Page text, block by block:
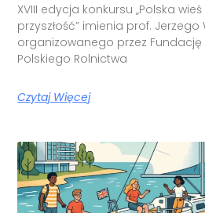
XVIII edycja konkursu „Polska
przyszłość” imienia prof. Jerzego
organizowanego przez Fundację
Polskiego Rolnictwa
Czytaj Więcej